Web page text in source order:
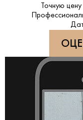
Точную